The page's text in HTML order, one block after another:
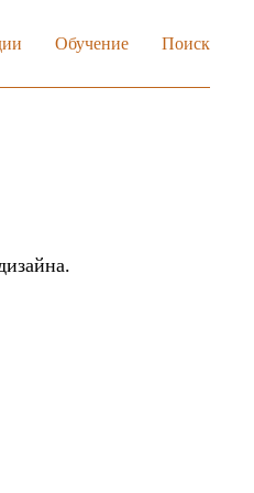
Обучение Поиск